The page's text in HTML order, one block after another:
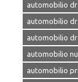
automobilio
automobilio
automobilio
automobilio
automobilio